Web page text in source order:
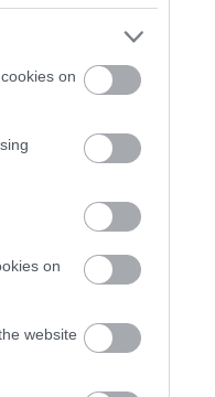
on
on
website
álmodtak és amit